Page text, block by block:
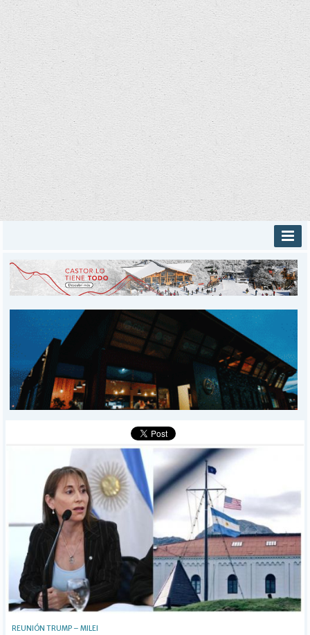
INICIO
PROVINCIALES
DEPORTES
POLICIALES
I-DIARIO
BÚSQUEDA
REUNIÓN TRUMP – MILEI